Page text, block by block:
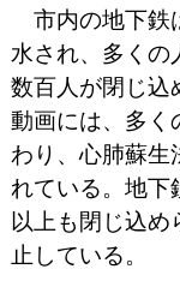
市内の地下鉄
水され、多くの
数百人が閉じ込
動画には、多く
わり、心肺蘇生
れている。地下
以上も閉じ込
止している。